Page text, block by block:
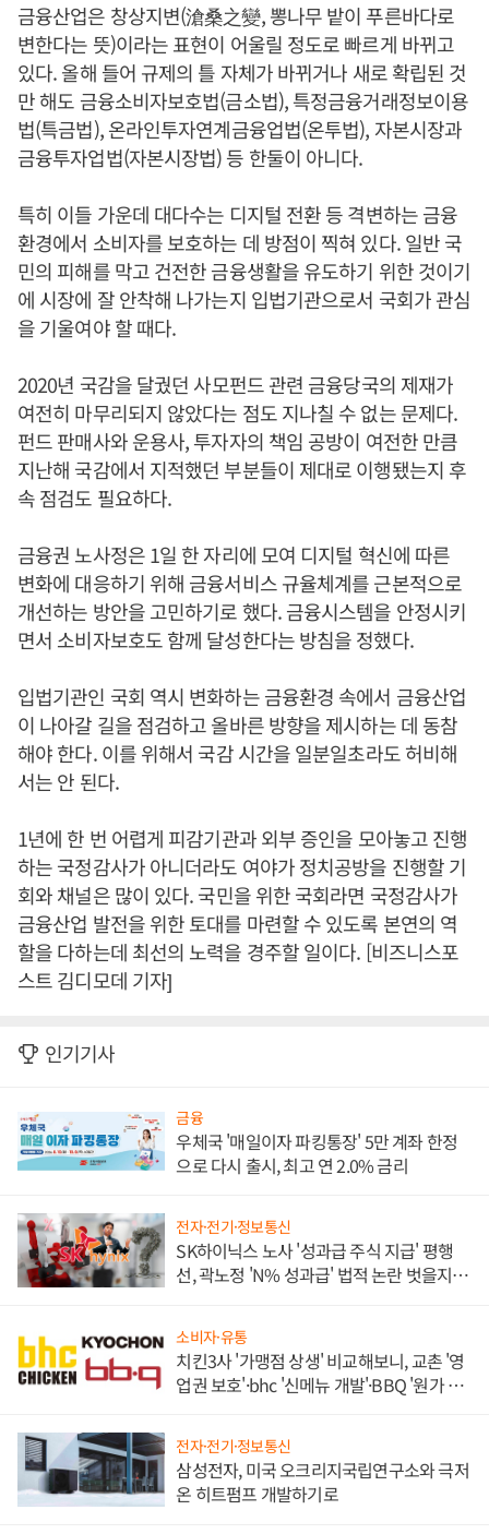
금융산업은 창상지변(滄桑之變, 뽕나무 밭이 푸른바다로
변한다는 뜻)이라는 표현이 어울릴 정도로 빠르게 바뀌고
있다. 올해 들어 규제의 틀 자체가 바뀌거나 새로 확립된 것
만 해도 금융소비자보호법(금소법), 특정금융거래정보이용
법(특금법), 온라인투자연계금융업법(온투법), 자본시장과
금융투자업법(자본시장법) 등 한둘이 아니다.
특히 이들 가운데 대다수는 디지털 전환 등 격변하는 금융
환경에서 소비자를 보호하는 데 방점이 찍혀 있다. 일반 국
민의 피해를 막고 건전한 금융생활을 유도하기 위한 것이기
에 시장에 잘 안착해 나가는지 입법기관으로서 국회가 관심
을 기울여야 할 때다.
2020년 국감을 달궜던 사모펀드 관련 금융당국의 제재가
여전히 마무리되지 않았다는 점도 지나칠 수 없는 문제다.
펀드 판매사와 운용사, 투자자의 책임 공방이 여전한 만큼
지난해 국감에서 지적했던 부분들이 제대로 이행됐는지 후
속 점검도 필요하다.
금융권 노사정은 1일 한 자리에 모여 디지털 혁신에 따른
변화에 대응하기 위해 금융서비스 규율체계를 근본적으로
개선하는 방안을 고민하기로 했다. 금융시스템을 안정시키
면서 소비자보호도 함께 달성한다는 방침을 정했다.
입법기관인 국회 역시 변화하는 금융환경 속에서 금융산업
이 나아갈 길을 점검하고 올바른 방향을 제시하는 데 동참
해야 한다. 이를 위해서 국감 시간을 일분일초라도 허비해
서는 안 된다.
1년에 한 번 어렵게 피감기관과 외부 증인을 모아놓고 진행
하는 국정감사가 아니더라도 여야가 정치공방을 진행할 기
회와 채널은 많이 있다. 국민을 위한 국회라면 국정감사가
금융산업 발전을 위한 토대를 마련할 수 있도록 본연의 역
할을 다하는데 최선의 노력을 경주할 일이다. [비즈니스포
스트 김디모데 기자]
인기기사
금융
우체국 '매일이자 파킹통장' 5만 계좌 한정
으로 다시 출시, 최고 연 2.0% 금리
전자·전기·정보통신
SK하이닉스 노사 '성과급 주식 지급' 평행
선, 곽노정 'N% 성과급' 법적 논란 벗을지 주
소비자·유통
치킨3사 '가맹점 상생' 비교해보니, 교촌 '영
업권 보호'·bhc '신메뉴 개발'·BBQ '원가 부
전자·전기·정보통신
삼성전자, 미국 오크리지국립연구소와 극저
온 히트펌프 개발하기로